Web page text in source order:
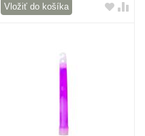
Vložiť do košíka